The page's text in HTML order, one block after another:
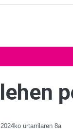
2024ko urtarrilaren 8a